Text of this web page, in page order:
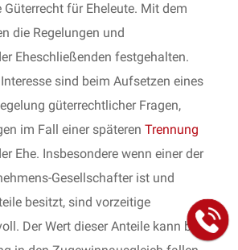
Güterrecht für Eheleute. Mit dem
die Regelungen und
Eheschließenden festgehalten.
sind beim Aufsetzen eines
güterrechtlicher Fragen,
im Fall einer späteren Trennung
Ehe. Insbesondere wenn einer der
Gesellschafter ist und
besitzt, sind vorzeitige
Der Wert dieser Anteile kann bei